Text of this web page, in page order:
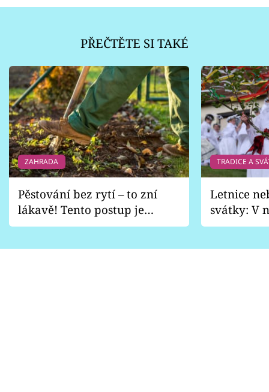
PŘEČTĚTE SI TAKÉ
ZAHRADA
Pěstování bez rytí – to zní
lákavě! Tento postup je
vhodný jen pro některé
TRADICE A
Letnice
svátky: V
pondělí